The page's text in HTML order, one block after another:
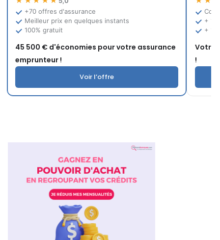
+70 offres d'assurance
Meilleur prix en quelques instants
100% gratuit
45 500 € d'économies pour votre assurance
emprunteur !
Voir l’offre
+
+ 10
Votre
!